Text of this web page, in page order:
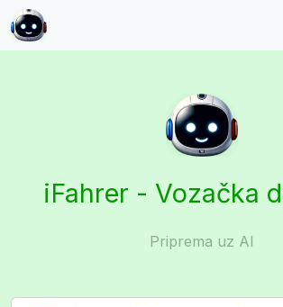
iFahrer - Vozačka
Priprema uz AI